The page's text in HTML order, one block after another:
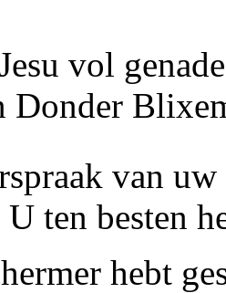
vol
Donder
van
ten besten
hebt